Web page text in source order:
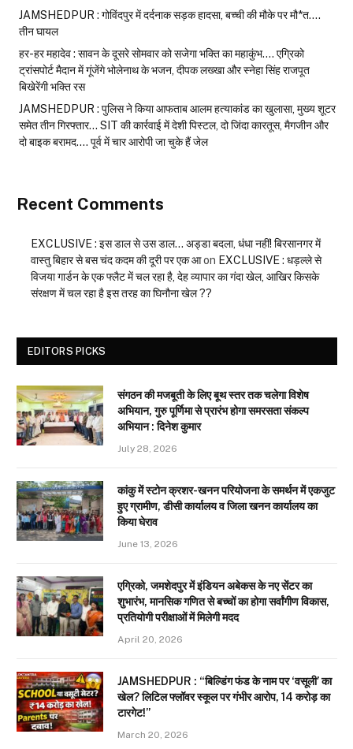
JAMSHEDPUR : गोविंदपुर में दर्दनाक सड़क हादसा, बच्ची की मौके पर मौ*त….
तीन घायल
हर-हर महादेव : सावन के दूसरे सोमवार को सजेगा भक्ति का महाकुंभ…. एग्रिको
ट्रांसपोर्ट मैदान में गूंजेंगे भोलेनाथ के भजन, दीपक लख्खा और स्नेहा सिंह राजपूत
बिखेरेंगी भक्ति रस
JAMSHEDPUR : पुलिस ने किया आफताब आलम हत्याकांड का खुलासा, मुख्य शूटर
समेत तीन गिरफ्तार… SIT की कार्रवाई में देशी पिस्टल, दो जिंदा कारतूस, मैगजीन और
दो बाइक बरामद…. पूर्व में चार आरोपी जा चुके हैं जेल
Recent Comments
EXCLUSIVE : इस डाल से उस डाल… अड्डा बदला, धंधा नहीं! बिरसानगर में
वास्तु बिहार से बस चंद कदम की दूरी पर एक आon EXCLUSIVE : धड़ल्ले से
विजया गार्डन के एक फ्लैट में चल रहा है, देह व्यापार का गंदा खेल, आखिर किसके
संरक्षण में चल रहा है इस तरह का घिनौना खेल ??
EDITORS PICKS
संगठन की मजबूती के लिए बूथ स्तर तक चलेगा विशेष
अभियान, गुरु पूर्णिमा से प्रारंभ होगा समरसता संकल्प
अभियान : दिनेश कुमार
July 28, 2026
कांकु में स्टोन क्रशर-खनन परियोजना के समर्थन में एकजुट
हुए ग्रामीण, डीसी कार्यालय व जिला खनन कार्यालय का
किया घेराव
June 13, 2026
एग्रिको, जमशेदपुर में इंडियन अबेकस के नए सेंटर का
शुभारंभ, मानसिक गणित से बच्चों का होगा सर्वांगीण विकास,
प्रतियोगी परीक्षाओं में मिलेगी मदद
April 20, 2026
JAMSHEDPUR : “बिल्डिंग फंड के नाम पर ‘वसूली’ का
खेल? लिटिल फ्लॉवर स्कूल पर गंभीर आरोप, 14 करोड़ का
टारगेट!”
March 20, 2026